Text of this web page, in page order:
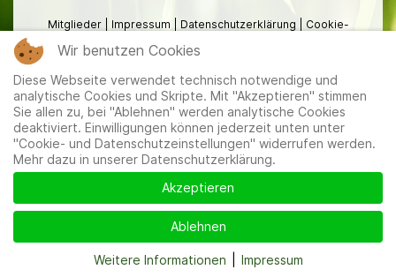
Mitglieder Impressum Datenschutzerklärung
Cookie-
Wir benutzen Cookies
Diese Webseite verwendet technisch notwendige und
analytische Cookies und Skripte. Mit "Akzeptieren" stimmen
Sie allen zu, bei "Ablehnen" werden analytische Cookies
deaktiviert. Einwilligungen können jederzeit unten unter
"Cookie- und Datenschutzeinstellungen" widerrufen werden.
Mehr dazu in unserer Datenschutzerklärung.
Akzeptieren
Ablehnen
Weitere Informationen Impressum